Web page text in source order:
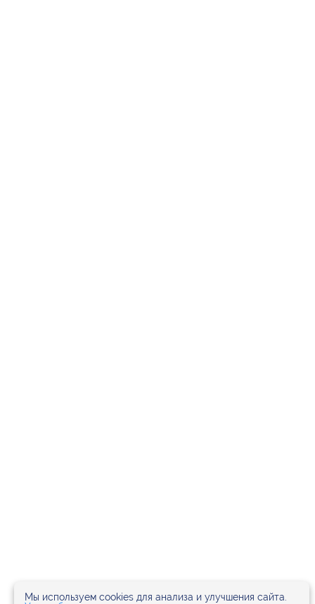
Мы используем cookies для анализа и улучшения сайта.